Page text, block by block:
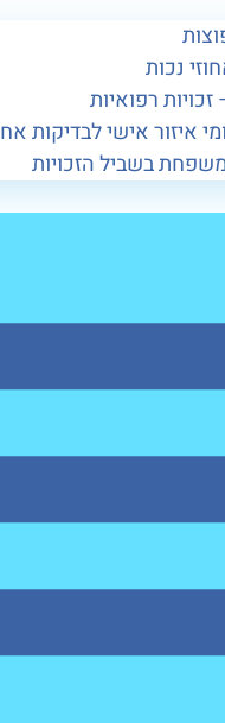
רפואיות
אישי לבדיקות אחוזי נכות
הזכויות